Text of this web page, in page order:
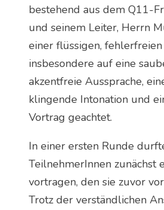
bestehend aus dem Q11-
und seinem Leiter, Herrn
einer flüssigen,
insbesondere auf eine
akzentfreie Aussprache,
klingende Intonation und
Vortrag geachtet.
In einer ersten Runde
TeilnehmerInnen zunächst
vortragen, den sie zuvor
Trotz der verständlichen